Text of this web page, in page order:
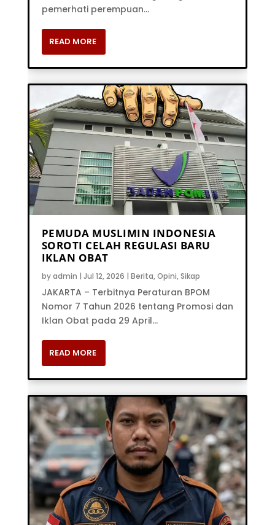
pemerhati perempuan...
READ MORE
PEMUDA MUSLIMIN INDONESIA
SOROTI CELAH REGULASI BARU
IKLAN OBAT
byadmin | Jul 12, 2026 | Berita, Opini, Sikap
JAKARTA – Terbitnya Peraturan BPOM
Nomor 7 Tahun 2026 tentang Promosi dan
Iklan Obat pada 29 April...
READ MORE